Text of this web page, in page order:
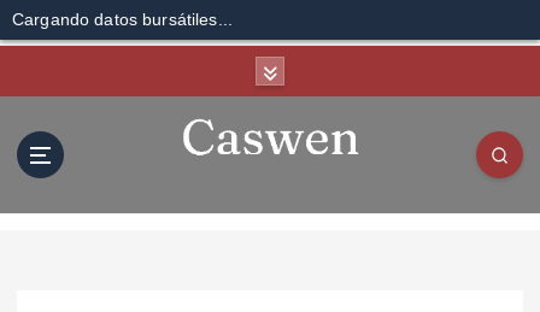
Cargando datos bursátiles...